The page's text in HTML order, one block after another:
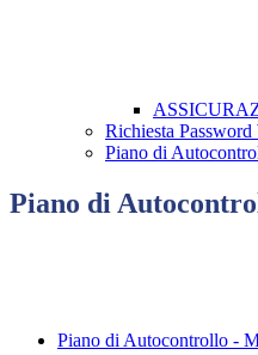
Richiesta
Piano di
Piano di
Piano di Autocontrollo -